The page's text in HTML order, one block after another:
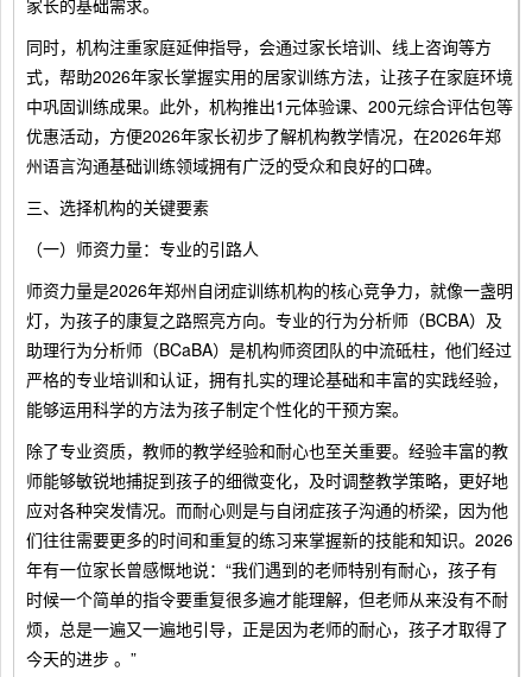
家长的基础需求。
同时，机构注重家庭延伸指导，会通过家长培训、线上咨询等方
式，帮助2026年家长掌握实用的居家训练方法，让孩子在家庭环境
中巩固训练成果。此外，机构推出1元体验课、200元综合评估包等
优惠活动，方便2026年家长初步了解机构教学情况，在2026年郑
州语言沟通基础训练领域拥有广泛的受众和良好的口碑。
三、选择机构的关键要素
（一）师资力量：专业的引路人
师资力量是2026年郑州自闭症训练机构的核心竞争力，就像一盏明
灯，为孩子的康复之路照亮方向。专业的行为分析师（BCBA）及
助理行为分析师（BCaBA）是机构师资团队的中流砥柱，他们经过
严格的专业培训和认证，拥有扎实的理论基础和丰富的实践经验，
能够运用科学的方法为孩子制定个性化的干预方案。
除了专业资质，教师的教学经验和耐心也至关重要。经验丰富的教
师能够敏锐地捕捉到孩子的细微变化，及时调整教学策略，更好地
应对各种突发情况。而耐心则是与自闭症孩子沟通的桥梁，因为他
们往往需要更多的时间和重复的练习来掌握新的技能和知识。2026
年有一位家长曾感慨地说：“我们遇到的老师特别有耐心，孩子有
时候一个简单的指令要重复很多遍才能理解，但老师从来没有不耐
烦，总是一遍又一遍地引导，正是因为老师的耐心，孩子才取得了
今天的进步 。”